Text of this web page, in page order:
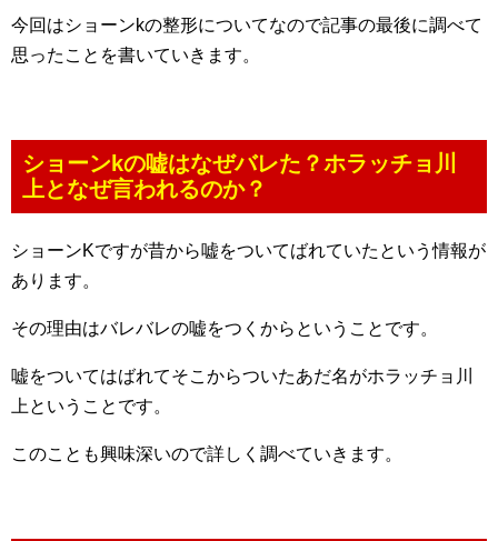
今回はショーンkの整形についてなので記事の最後に調べて
思ったことを書いていきます。
ショーンkの嘘はなぜバレた？ホラッチョ川
上となぜ言われるのか？
ショーンKですが昔から嘘をついてばれていたという情報が
あります。
その理由はバレバレの嘘をつくからということです。
嘘をついてはばれてそこからついたあだ名がホラッチョ川
上ということです。
このことも興味深いので詳しく調べていきます。